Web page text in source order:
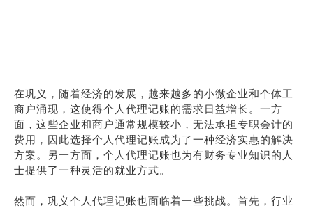
在巩义，随着经济的发展，越来越多的小微企业和个体工
商户涌现，这使得个人代理记账的需求日益增长。一方
面，这些企业和商户通常规模较小，无法承担专职会计的
费用，因此选择个人代理记账成为了一种经济实惠的解决
方案。另一方面，个人代理记账也为有财务专业知识的人
士提供了一种灵活的就业方式。
然而，巩义个人代理记账也面临着一些挑战。首先，行业